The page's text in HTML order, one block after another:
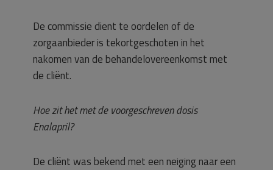
De commissie dient te oordelen of de
zorgaanbieder is tekortgeschoten in het
nakomen van de behandelovereenkomst met
de cliënt.
Hoe zit het met de voorgeschreven dosis
Enalapril?
De cliënt was bekend met een neiging naar een